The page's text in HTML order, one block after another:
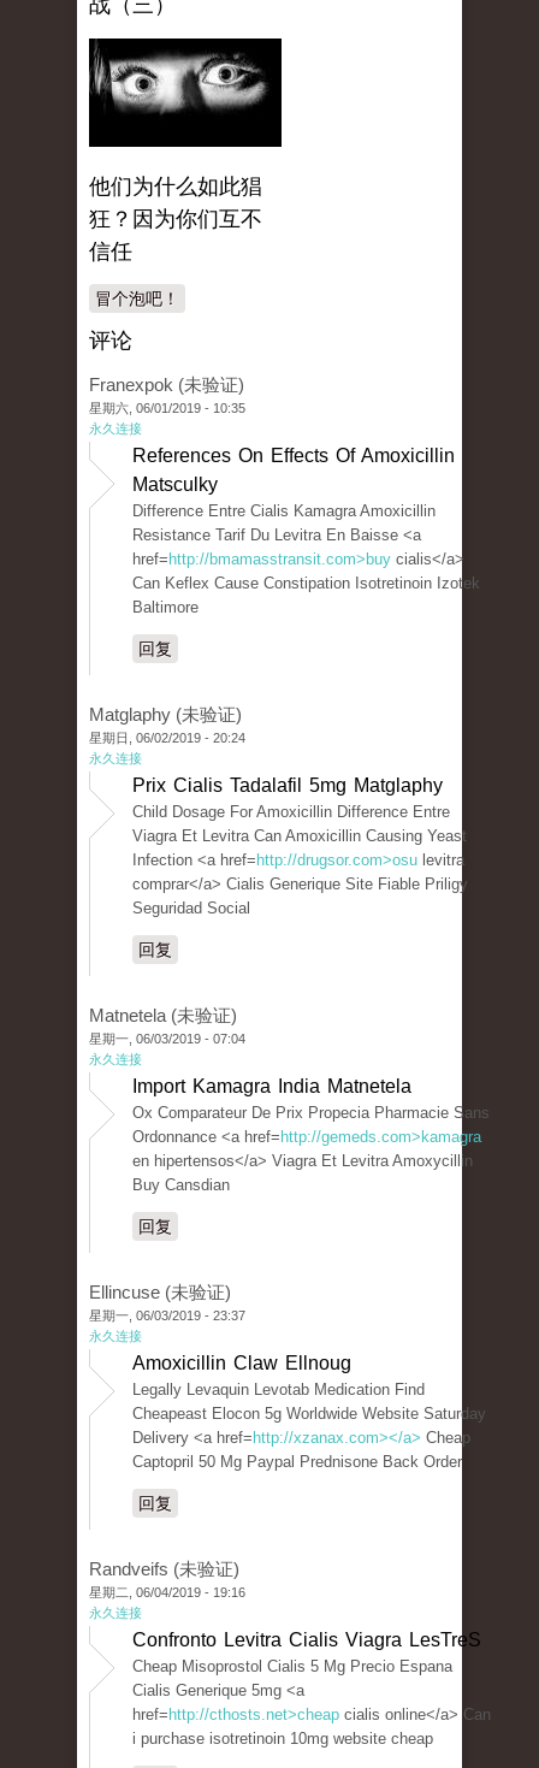
战（三）
他们为什么如此猖
狂？因为你们互不
信任
冒个泡吧！
评论
Franexpok (未验证)
星期六, 06/01/2019 - 10:35
永久连接
References On Effects Of Amoxicillin
Matsculky
Difference Entre Cialis Kamagra Amoxicillin
Resistance Tarif Du Levitra En Baisse <a
href= http://bmamasstransit.com>buy cialis</a>
Can Keflex Cause Constipation Isotretinoin Izotek
Baltimore
回复
Matglaphy (未验证)
星期日, 06/02/2019 - 20:24
永久连接
Prix Cialis Tadalafil 5mg Matglaphy
Child Dosage For Amoxicillin Difference Entre
Viagra Et Levitra Can Amoxicillin Causing Yeast
Infection <a href= http://drugsor.com>osu levitra
comprar</a> Cialis Generique Site Fiable Priligy
Seguridad Social
回复
Matnetela (未验证)
星期一, 06/03/2019 - 07:04
永久连接
Import Kamagra India Matnetela
Ox Comparateur De Prix Propecia Pharmacie Sans
Ordonnance <a href= http://gemeds.com>kamagra
en hipertensos</a> Viagra Et Levitra Amoxycillin
Buy Cansdian
回复
Ellincuse (未验证)
星期一, 06/03/2019 - 23:37
永久连接
Amoxicillin Claw Ellnoug
Legally Levaquin Levotab Medication Find
Cheapeast Elocon 5g Worldwide Website Saturday
Delivery <a href= http://xzanax.com></a> Cheap
Captopril 50 Mg Paypal Prednisone Back Order
回复
Randveifs (未验证)
星期二, 06/04/2019 - 19:16
永久连接
Confronto Levitra Cialis Viagra LesTreS
Cheap Misoprostol Cialis 5 Mg Precio Espana
Cialis Generique 5mg <a
href= http://cthosts.net>cheap cialis online</a> Can
i purchase isotretinoin 10mg website cheap